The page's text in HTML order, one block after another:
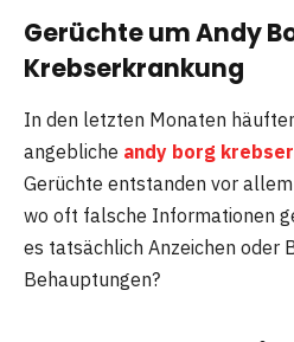
Gerüchte um Andy
Krebserkrankung
In den letzten Monaten
angebliche andy borg
Gerüchte entstanden vor
wo oft falsche Informationen
es tatsächlich Anzeichen oder
Behauptungen?